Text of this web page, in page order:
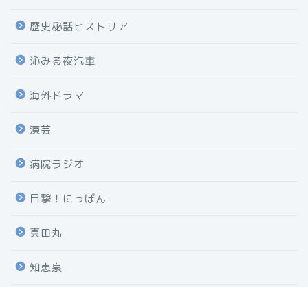
歴史秘話ヒストリア
沁みる夜汽車
海外ドラマ
演芸
病院ラジオ
目撃！にっぽん
真田丸
知恵泉